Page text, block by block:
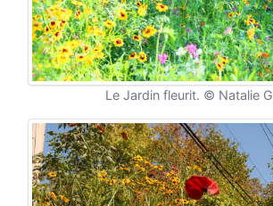
Le Jardin fleurit. © Natalie